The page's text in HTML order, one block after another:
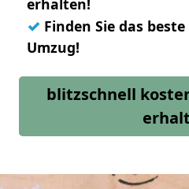
erhalten!
✓ Finden Sie das
Umzug!
blitzschnell